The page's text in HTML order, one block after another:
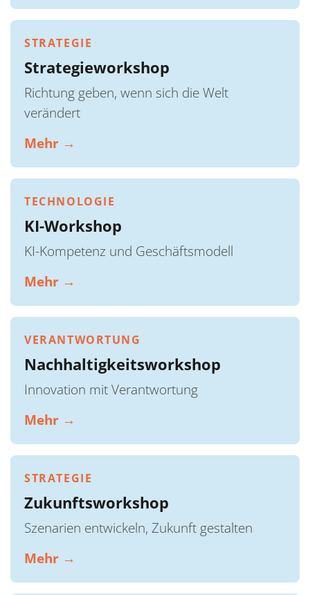
STRATEGIE
Strategieworkshop
Richtung geben, wenn sich die Welt
verändert
Mehr →
TECHNOLOGIE
KI-Workshop
KI-Kompetenz und Geschäftsmodell
Mehr →
VERANTWORTUNG
Nachhaltigkeitsworkshop
Innovation mit Verantwortung
Mehr →
STRATEGIE
Zukunftsworkshop
Szenarien entwickeln, Zukunft gestalten
Mehr →